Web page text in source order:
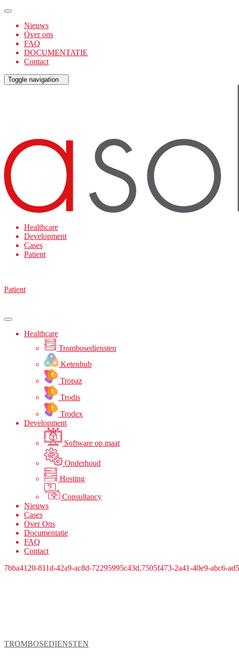
Nieuws
Over ons
FAQ
DOCUMENTATIE
Contact
Toggle navigation
Healthcare
Development
Cases
Patient
Patient
Healthcare
Trombosediensten
Ketenhub
Tropaz
Trodis
Trodex
Development
Software op maat
Onderhoud
Hosting
Consultancy
Nieuws
Cases
Over Ons
Documentatie
FAQ
Contact
7bba4120-811d-42a9-ac8d-72295995c43d,7505f473-2a41-40e9-abc6-
TROMBOSEDIENSTEN